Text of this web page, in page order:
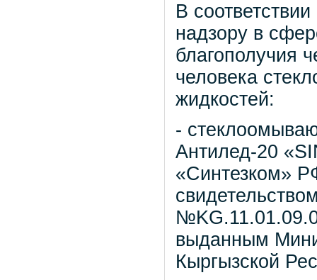
В
надзору в
благополучия
человека
жидкостей:
-
Антилед-20
«Синтезком»
выданным
Кыргызской